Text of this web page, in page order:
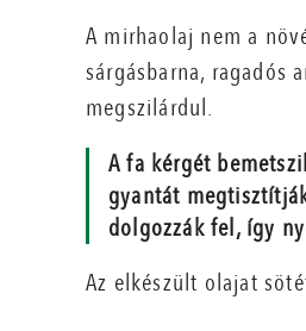
A mirhaolaj nem a
sárgásbarna, ragadós
megszilárdul.
A fa kérgét
gyantát
dolgozzák fel, így
Az elkészült olajat